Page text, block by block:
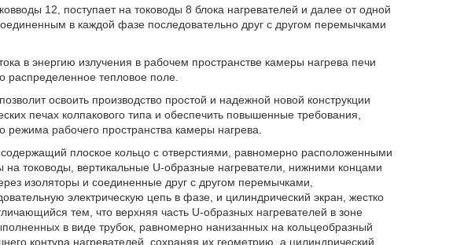
12, поступает на тоководы 8 блока нагревателей и далее от одной
в каждой фазе последовательно друг с другом перемычками
в энергию излучения в рабочем пространстве камеры нагрева печи
распределенное тепловое поле.
освоить производство простой и надежной новой конструкции
печах колпакового типа и обеспечить повышенные требования,
рабочего пространства камеры нагрева.
содержащий плоское кольцо с отверстиями, равномерно расположенными
тоководы, вертикальные U-образные нагреватели, нижними концами
изоляторы и соединенные друг с другом перемычками,
электрическую цепь в фазе, и цилиндрический экран, жестко
тем, что верхняя часть U-образных нагревателей в зоне
в виде трубок, равномерно нанизанных на кольцеобразный
контура нагревателей, сохраняя их геометрию, а цилиндрический